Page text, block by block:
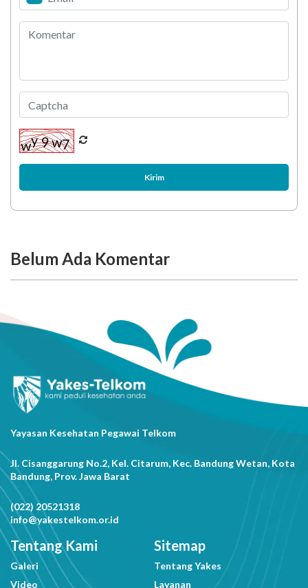
Kirim
Belum Ada Komentar
Yayasan Kesehatan Pegawai Telkom
Jl. Cisanggarung No.2, Kel. Citarum, Kec. Bandung Wetan, Kota
Bandung, Prov. Jawa Barat
(022) 20521318
info@yakestelkom.or.id
Tentang Kami
Galeri
Video
Sitemap
Tentang Yakes
Layanan